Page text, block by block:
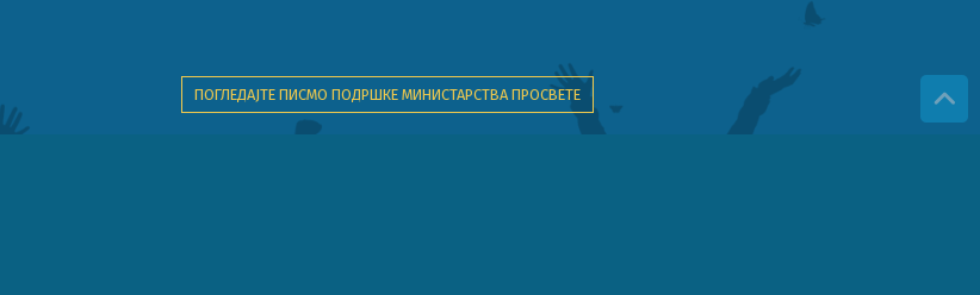
ПОГЛЕДАЈТЕ ПИСМО ПОДРШКЕ МИНИСТАРСТВА ПРОСВЕТЕ